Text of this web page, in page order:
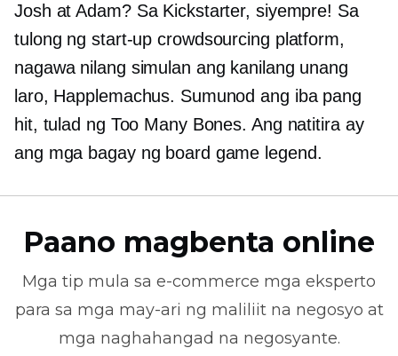
Josh at Adam? Sa Kickstarter, siyempre! Sa
tulong ngstart-up crowdsourcing platform,
nagawa nilang simulan ang kanilang unang
laro, Happlemachus. Sumunod ang iba pang
hit, tulad ng Too Many Bones. Ang natitira ay
ang mga bagay ng board game legend.
Paano magbenta online
Mga tip mula sa e-commerce mga eksperto
para sa mga may-ari ng maliliit na negosyo at
mga naghahangad na negosyante.